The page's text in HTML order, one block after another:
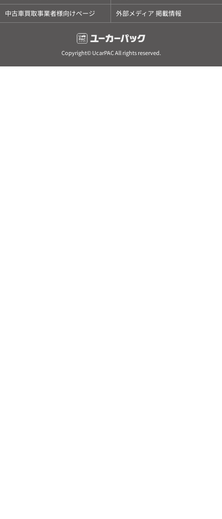
中古車買取事業者様向けページ
外部メディア 掲載情報
Copyright© UcarPAC All rights reserved.